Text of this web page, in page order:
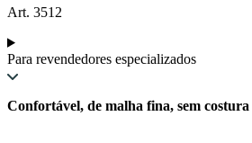
Art. 3512
Para revendedores especializados
Confortável, de malha fina, sem costura